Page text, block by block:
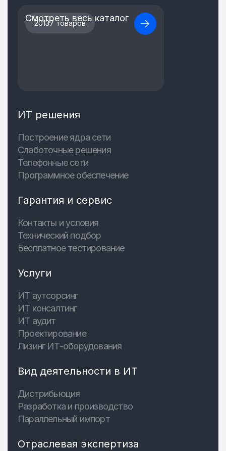
20137 товаров
Смотреть весь каталог
ИТ решения
Построение ядра сети
Слаботочные решения
Телефонные сети
Программное обеспечение
Гарантия и сервис
Контакты и условия
Технический подбор
Бесплатное тестирование
Услуги
ИТ аутсорсинг
ИТ консалтинг
ИТ аудит
Проектирование
Лизинг ИТ-оборудования
Вид деятельности в ИТ
Дистрибьюция
Разработка и производство
Параллельный импорт
Отраслевая экспертиза